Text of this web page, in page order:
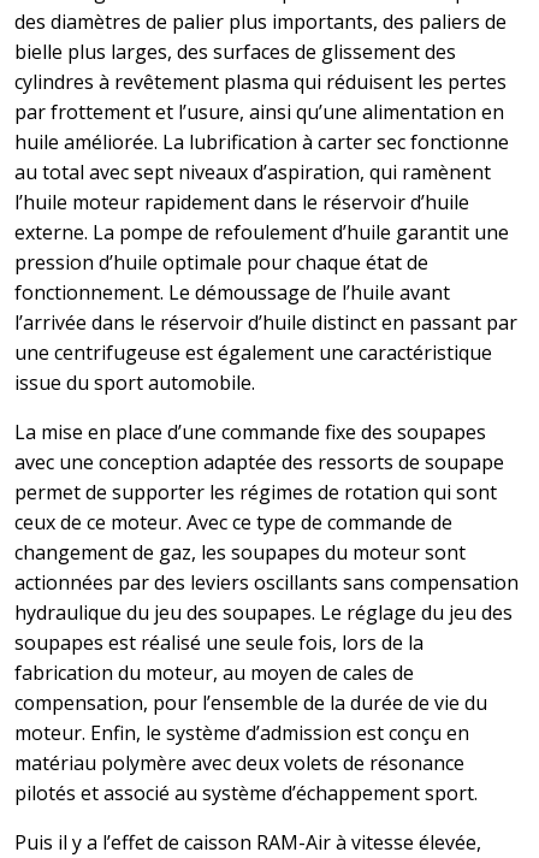
des diamètres de palier plus importants, des paliers de
bielle plus larges, des surfaces de glissement des
cylindres à revêtement plasma qui réduisent les pertes
par frottement et l’usure, ainsi qu’une alimentation en
huile améliorée. La lubrification à carter sec fonctionne
au total avec sept niveaux d’aspiration, qui ramènent
l’huile moteur rapidement dans le réservoir d’huile
externe. La pompe de refoulement d’huile garantit une
pression d’huile optimale pour chaque état de
fonctionnement. Le démoussage de l’huile avant
l’arrivée dans le réservoir d’huile distinct en passant par
une centrifugeuse est également une caractéristique
issue du sport automobile.
La mise en place d’une commande fixe des soupapes
avec une conception adaptée des ressorts de soupape
permet de supporter les régimes de rotation qui sont
ceux de ce moteur. Avec ce type de commande de
changement de gaz, les soupapes du moteur sont
actionnées par des leviers oscillants sans compensation
hydraulique du jeu des soupapes. Le réglage du jeu des
soupapes est réalisé une seule fois, lors de la
fabrication du moteur, au moyen de cales de
compensation, pour l’ensemble de la durée de vie du
moteur. Enfin, le système d’admission est conçu en
matériau polymère avec deux volets de résonance
pilotés et associé au système d’échappement sport.
Puis il y a l’effet de caisson RAM-Air à vitesse élevée,